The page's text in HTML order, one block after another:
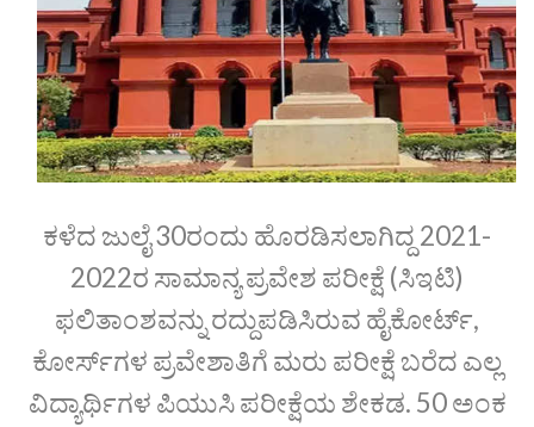
ಕಳೆದ ಜುಲೈ 30ರಂದು ಹೊರಡಿಸಲಾಗಿದ್ದ 2021-
2022ರ ಸಾಮಾನ್ಯ ಪ್ರವೇಶ ಪರೀಕ್ಷೆ (ಸಿಇಟಿ)
ಫಲಿತಾಂಶವನ್ನು ರದ್ದುಪಡಿಸಿರುವ ಹೈಕೋರ್ಟ್‌,
ಕೋರ್ಸ್‌ಗಳ ಪ್ರವೇಶಾತಿಗೆ ಮರು ಪರೀಕ್ಷೆ ಬರೆದ ಎಲ್ಲ
ವಿದ್ಯಾರ್ಥಿಗಳ ಪಿಯುಸಿ ಪರೀಕ್ಷೆಯ ಶೇಕಡ. 50 ಅಂಕ